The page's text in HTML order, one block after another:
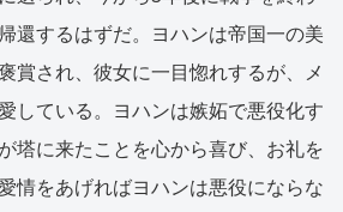
還するはずだ。ヨハンは帝国一の美
賞され、彼女に一目惚れするが、メ
している。ヨハンは嫉妬で悪役化す
塔に来たことを心から喜び、お礼を
情をあげればヨハンは悪役にならな